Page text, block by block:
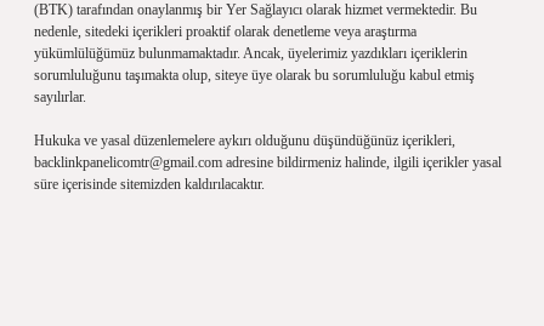
(BTK) tarafından onaylanmış bir Yer Sağlayıcı olarak hizmet vermektedir. Bu
nedenle, sitedeki içerikleri proaktif olarak denetleme veya araştırma
yükümlülüğümüz bulunmamaktadır. Ancak, üyelerimiz yazdıkları içeriklerin
sorumluluğunu taşımakta olup, siteye üye olarak bu sorumluluğu kabul etmiş
sayılırlar.
Hukuka ve yasal düzenlemelere aykırı olduğunu düşündüğünüz içerikleri,
backlinkpanelicomtr@gmail.com adresine bildirmeniz halinde, ilgili içerikler yasal
süre içerisinde sitemizden kaldırılacaktır.